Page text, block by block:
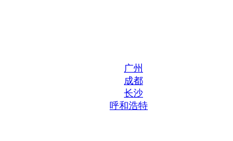
广州
成都
长沙
呼和浩特